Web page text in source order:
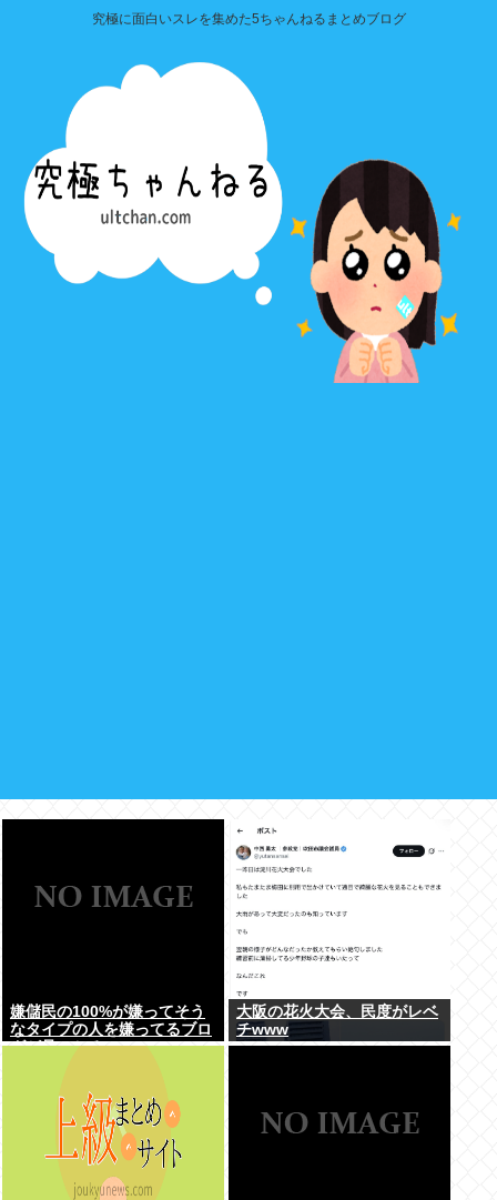
究極に面白いスレを集めた5ちゃんねるまとめブログ
嫌儲民の100%が嫌ってそう
なタイプの人を嫌ってるブロ
グが見つかる
大阪の花火大会、民度がレベ
チwww